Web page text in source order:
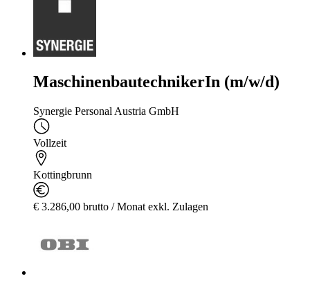
MaschinenbautechnikerIn (m/w/d)
Synergie Personal Austria GmbH
Vollzeit
Kottingbrunn
€ 3.286,00 brutto / Monat exkl. Zulagen